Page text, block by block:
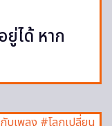
ได้ หาก